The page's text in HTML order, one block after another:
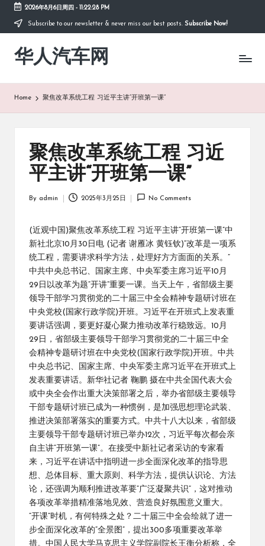
Skip
content
2026年8月6日周四 - 11:22:29 PM
Subscribe to our newsletter & never miss our best posts. Subscribe Now!
华人汽车网
Home 聚焦改革系统工程 习近平主讲“开班第一课”
聚焦改革系统工程 习近
平主讲“开班第一课”
By admin 2025年3月25日 No Comments
(近观中国)聚焦改革系统工程 习近平主讲“开班第一课”中
新社北京10月30日电 (记者 谢雁冰 黄钰钦)“改革是一项系
统工程，需要讲求科学方法，处理好方方面面的关系。”
中共中央总书记、国家主席、中央军委主席习近平10月
29日以改革为题“开讲”重要一课。当天上午，省部级主要
领导干部学习贯彻党的二十届三中全会精神专题研讨班在
中央党校(国家行政学院)开班。习近平在开班式上发表重
要讲话强调，要更好凝心聚力推动改革行稳致远。10月
29日，省部级主要领导干部学习贯彻党的二十届三中全
会精神专题研讨班在中央党校(国家行政学院)开班。中共
中央总书记、国家主席、中央军委主席习近平在开班式上
发表重要讲话。新华社记者 鞠鹏 摄在中共全国代表大会
或中央全会作出重大决策部署之后，举办省部级主要领导
干部专题研讨班已成为一种惯例，是加强思想理论武装、
推进决策部署落实的重要方式。中共十八大以来，省部级
主要领导干部专题研讨班已举办12次，习近平每次都会亲
自主讲“开班第一课”。在接受中新社记者采访的专家看
来，习近平在讲话中指明进一步全面深化改革的指导思
想、总体目标、重大原则、科学方法，提供认识论、方法
论，还强调为顺利推进改革要“广泛凝聚共识”，这对推动
各项改革举措精准落地见效、营造良好氛围意义重大。
“开课”时机，有何特殊之处？二十届三中全会绘就了进一
步全面深化改革的“全景图”，提出300多项重要改革举
措。中国人民大学马克思主义学院副院长王衡分析称，全